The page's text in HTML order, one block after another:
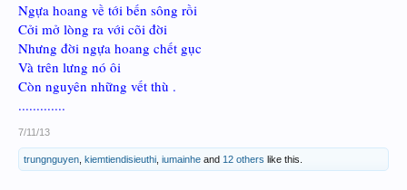
Ngựa hoang về tới bến sông rồi
Cởi mở lòng ra với cõi đời
Nhưng đời ngựa hoang chết gục
Và trên lưng nó ôi
Còn nguyên những vết thù .
.............
7/11/13
trungnguyen kiemtiendisieuthi iumainhe and 12 others like this.